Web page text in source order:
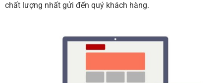
chất lượng nhất gửi đến quý khách hàng.